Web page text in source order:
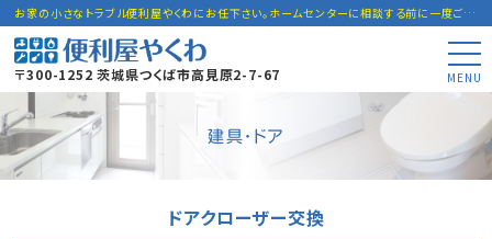
お家の小さなトラブル便利屋やくわにお任下さい。ホームセンターに相談する前に一度ご連絡下さい。
〒300-1252 茨城県つくば市高見原2-7-67 MENU
建具・ドア
ドアクローザー交換